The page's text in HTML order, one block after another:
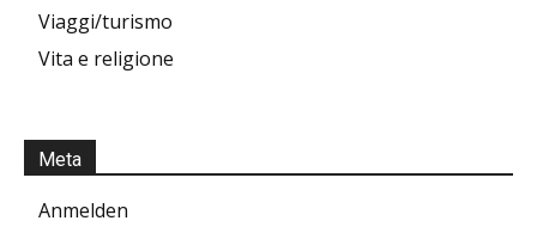
Viaggi/turismo
Vita e religione
Meta
Anmelden